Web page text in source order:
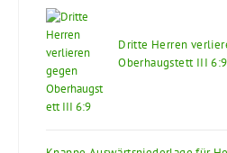
Dritte Herren
Oberhaugstett III 6:9